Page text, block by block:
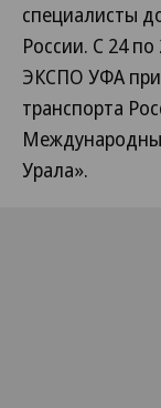
специалисты
России. С 24
ЭКСПО УФА
транспорта
Урала».